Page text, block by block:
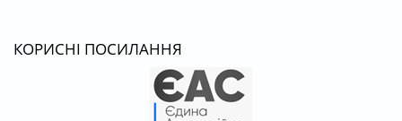
КОРИСНІ ПОСИЛАННЯ